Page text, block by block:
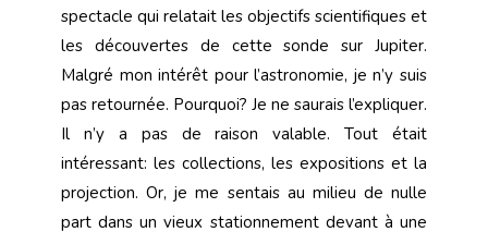
spectacle qui relatait les objectifs scientifiques et
les découvertes de cette sonde sur Jupiter.
Malgré mon intérêt pour l’astronomie, je n’y suis
pas retournée. Pourquoi? Je ne saurais l’expliquer.
Il n’y a pas de raison valable. Tout était
intéressant: les collections, les expositions et la
projection. Or, je me sentais au milieu de nulle
part dans un vieux stationnement devant à une